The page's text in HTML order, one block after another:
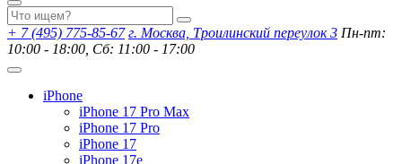
+ 7 (495) 775-85-67 г. Москва, Троилинский переулок 3 Пн-пт:
10:00 - 18:00, Сб: 11:00 - 17:00
iPhone
iPhone 17 Pro Max
iPhone 17 Pro
iPhone 17
iPhone 17e